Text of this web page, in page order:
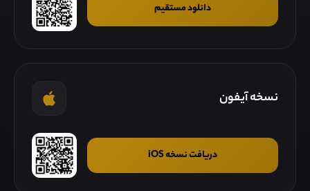
دانلود مستقیم
نسخه آیفون
دریافت نسخه iOS